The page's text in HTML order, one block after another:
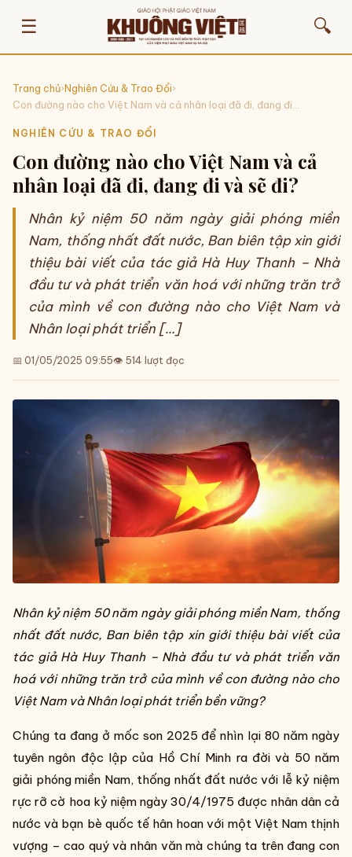
☰ 🔍
Trang chủ› Nghiên Cứu & Trao Đổi›
Con đường nào cho Việt Nam và cả nhân loại đã đi, đang đi...
NGHIÊN CỨU & TRAO ĐỔI
Con đường nào cho Việt Nam và cả
nhân loại đã đi, đang đi và sẽ đi?
Nhân kỷ niệm 50 năm ngày giải phóng miền
Nam, thống nhất đất nước, Ban biên tập xin giới
thiệu bài viết của tác giả Hà Huy Thanh – Nhà
đầu tư và phát triển văn hoá với những trăn trở
của mình về con đường nào cho Việt Nam và
Nhân loại phát triển […]
📅 01/05/2025 09:55👁 514 lượt đọc
Nhân kỷ niệm 50 năm ngày giải phóng miền Nam, thống
nhất đất nước, Ban biên tập xin giới thiệu bài viết của
tác giả Hà Huy Thanh – Nhà đầu tư và phát triển văn
hoá với những trăn trở của mình về con đường nào cho
Việt Nam và Nhân loại phát triển bền vững?
Chúng ta đang ở mốc son 2025 để nhìn lại 80 năm ngày
tuyên ngôn độc lập của Hồ Chí Minh ra đời và 50 năm
giải phóng miền Nam, thống nhất đất nước với lễ kỷ niệm
rực rỡ cờ hoa kỷ niệm ngày 30/4/1975 được nhân dân cả
nước và bạn bè quốc tế hân hoan với một Việt Nam thịnh
vượng – cao quý và nhân văn mà chúng ta trên đang con